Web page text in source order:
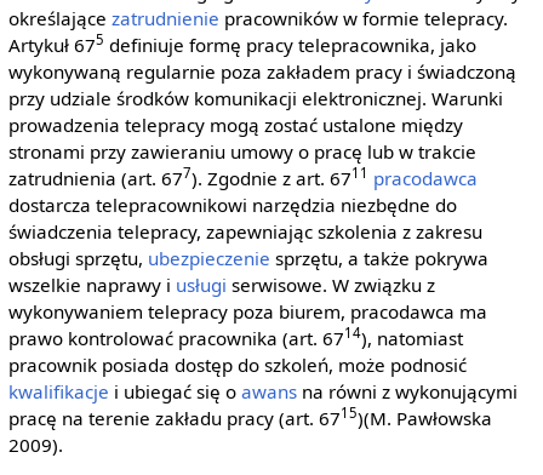
określające zatrudnienie pracowników w formie telepracy.
Artykuł 675 definiuje formę pracy telepracownika, jako
wykonywaną regularnie poza zakładem pracy i świadczoną
przy udziale środków komunikacji elektronicznej. Warunki
prowadzenia telepracy mogą zostać ustalone między
stronami przy zawieraniu umowy o pracę lub w trakcie
zatrudnienia (art. 677). Zgodnie z art. 6711 pracodawca
dostarcza telepracownikowi narzędzia niezbędne do
świadczenia telepracy, zapewniając szkolenia z zakresu
obsługi sprzętu, ubezpieczenie sprzętu, a także pokrywa
wszelkie naprawy i usługi serwisowe. W związku z
wykonywaniem telepracy poza biurem, pracodawca ma
prawo kontrolować pracownika (art. 6714), natomiast
pracownik posiada dostęp do szkoleń, może podnosić
kwalifikacje i ubiegać się o awansna równi z wykonującymi
pracę na terenie zakładu pracy (art. 6715)(M. Pawłowska
2009).